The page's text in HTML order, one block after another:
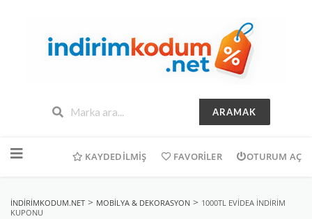
ARAMAK
geç
KAYDEDILMIŞ FAVORILER OTURUM AÇ
INDIRIMKODUM.NET > MOBILYA & DEKORASYON > 1000TL EVIDEA İNDIRIM
KUPONU